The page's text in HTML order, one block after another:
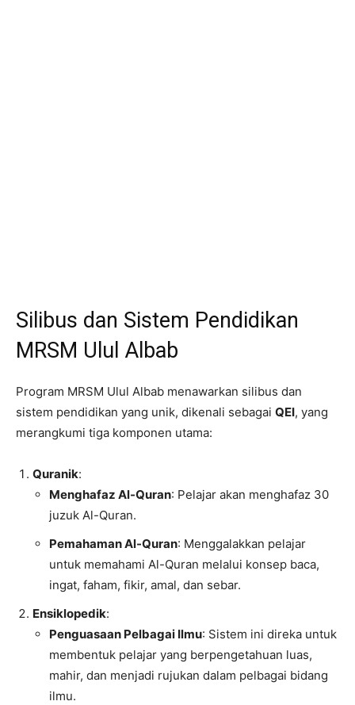
Silibus dan Sistem Pendidikan
MRSM Ulul Albab
Program MRSM Ulul Albab menawarkan silibus dan
sistem pendidikan yang unik, dikenali sebagai QEI, yang
merangkumi tiga komponen utama:
Quranik:
Menghafaz Al-Quran: Pelajar akan menghafaz 30
juzuk Al-Quran.
Pemahaman Al-Quran: Menggalakkan pelajar
untuk memahami Al-Quran melalui konsep baca,
ingat, faham, fikir, amal, dan sebar.
Ensiklopedik:
Penguasaan Pelbagai Ilmu: Sistem ini direka untuk
membentuk pelajar yang berpengetahuan luas,
mahir, dan menjadi rujukan dalam pelbagai bidang
ilmu.